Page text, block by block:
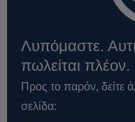
Λυπόμαστε.
πωλείται πλέον.
Προς το παρόν, δείτε
σελίδα: